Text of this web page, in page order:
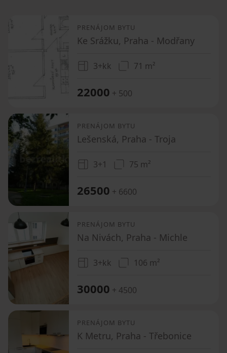
PRENÁJOM BYTU
Ke Srážku, Praha - Modřany
3+kk 71 m²
22000 + 500
PRENÁJOM BYTU
Lešenská, Praha - Troja
3+1 75 m²
26500 + 6600
PRENÁJOM BYTU
Na Nivách, Praha - Michle
3+kk 106 m²
30000 + 4500
PRENÁJOM BYTU
K Metru, Praha - Třebonice